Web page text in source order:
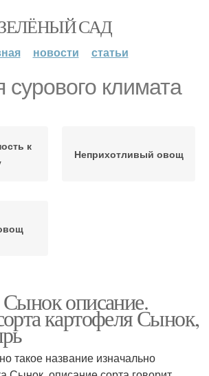
САД
новости статьи
климата
к
Неприхотливый овощ
описание.
картофеля Сынок,
такое название изначально